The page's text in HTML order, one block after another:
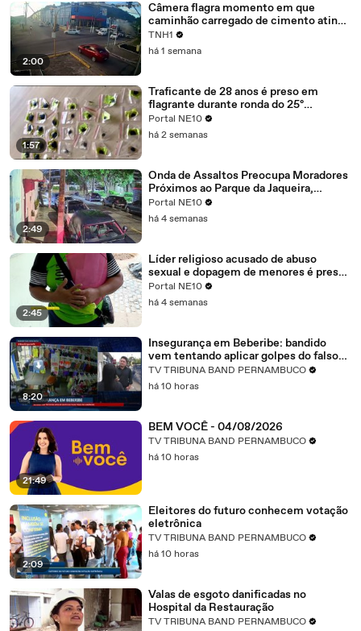
2:00
Câmera flagra momento em que
caminhão carregado de cimento atinge
veículos na Cambona
TNH1
há 1 semana
1:57
Traficante de 28 anos é preso em
flagrante durante ronda do 25º
Batalhão: drogas apreendidas e
processos criminais anteriores
Portal NE10
há 2 semanas
2:49
Onda de Assaltos Preocupa Moradores
Próximos ao Parque da Jaqueira,
Recife: Como se Proteger
Portal NE10
há 4 semanas
2:45
Líder religioso acusado de abuso
sexual e dopagem de menores é preso:
detalhes do caso em Ponte dos
Carvalhos
Portal NE10
há 4 semanas
8:20
Insegurança em Beberibe: bandido
vem tentando aplicar golpes do falso
troco em comércios
TV TRIBUNA BAND PERNAMBUCO
há 10 horas
21:49
BEM VOCÊ - 04/08/2026
TV TRIBUNA BAND PERNAMBUCO
há 10 horas
2:09
Eleitores do futuro conhecem votação
eletrônica
TV TRIBUNA BAND PERNAMBUCO
há 10 horas
Valas de esgoto danificadas no
Hospital da Restauração
TV TRIBUNA BAND PERNAMBUCO